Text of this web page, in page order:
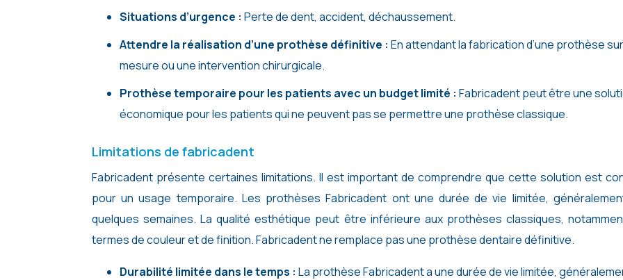
Situations d’urgence : Perte de dent, accident, déchaussement.
Attendre la réalisation d’une prothèse définitive : En attendant la fabrication d’une prothèse sur
mesure ou une intervention chirurgicale.
Prothèse temporaire pour les patients avec un budget limité : Fabricadent peut être une
économique pour les patients qui ne peuvent pas se permettre une prothèse classique.
Limitations de fabricadent
Fabricadent présente certaines limitations. Il est important de comprendre que cette solution est
pour un usage temporaire. Les prothèses Fabricadent ont une durée de vie limitée,
quelques semaines. La qualité esthétique peut être inférieure aux prothèses classiques,
termes de couleur et de finition. Fabricadent ne remplace pas une prothèse dentaire définitive.
Durabilité limitée dans le temps : La prothèse Fabricadent a une durée de vie limitée,